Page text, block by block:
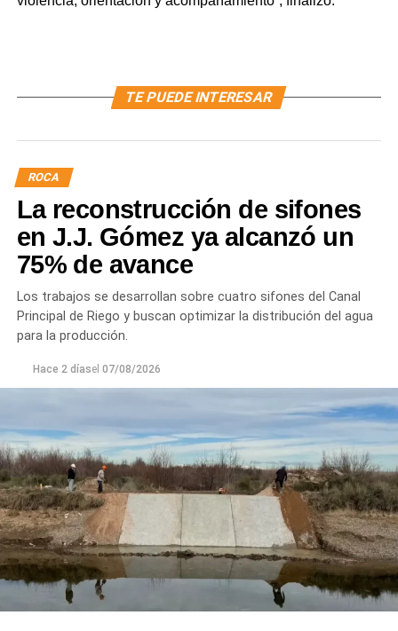
TE PUEDE INTERESAR
ROCA
La reconstrucción de sifones
en J.J. Gómez ya alcanzó un
75% de avance
Los trabajos se desarrollan sobre cuatro sifones del Canal
Principal de Riego y buscan optimizar la distribución del agua
para la producción.
Hace 2 díasel 07/08/2026